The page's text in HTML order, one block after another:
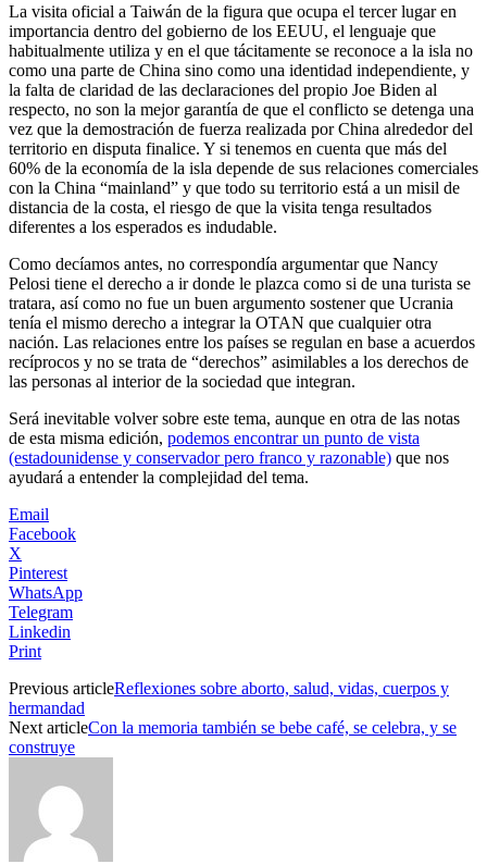
La visita oficial a Taiwán de la figura que ocupa el tercer lugar en
importancia dentro del gobierno de los EEUU, el lenguaje que
habitualmente utiliza y en el que tácitamente se reconoce a la isla no
como una parte de China sino como una identidad independiente, y
la falta de claridad de las declaraciones del propio Joe Biden al
respecto, no son la mejor garantía de que el conflicto se detenga una
vez que la demostración de fuerza realizada por China alrededor del
territorio en disputa finalice. Y si tenemos en cuenta que más del
60% de la economía de la isla depende de sus relaciones comerciales
con la China “mainland” y que todo su territorio está a un misil de
distancia de la costa, el riesgo de que la visita tenga resultados
diferentes a los esperados es indudable.
Como decíamos antes, no correspondía argumentar que Nancy
Pelosi tiene el derecho a ir donde le plazca como si de una turista se
tratara, así como no fue un buen argumento sostener que Ucrania
tenía el mismo derecho a integrar la OTAN que cualquier otra
nación. Las relaciones entre los países se regulan en base a acuerdos
recíprocos y no se trata de “derechos” asimilables a los derechos de
las personas al interior de la sociedad que integran.
Será inevitable volver sobre este tema, aunque en otra de las notas
de esta misma edición, podemos encontrar un punto de vista
(estadounidense y conservador pero franco y razonable) que nos
ayudará a entender la complejidad del tema.
Email
Facebook
X
Pinterest
WhatsApp
Telegram
Linkedin
Print
Previous articleReflexiones sobre aborto, salud, vidas, cuerpos y
hermandad
Next articleCon la memoria también se bebe café, se celebra, y se
construye